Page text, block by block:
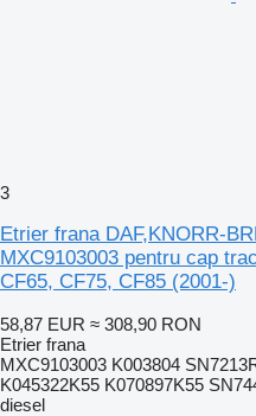
3
Etrier frana DAF,KNORR-
MXC9103003 pentru cap
CF65, CF75, CF85 (2001-)
58,87 EUR ≈ 308,90 RON
Etrier frana
MXC9103003 K003804
K045322K55 K070897K55
diesel